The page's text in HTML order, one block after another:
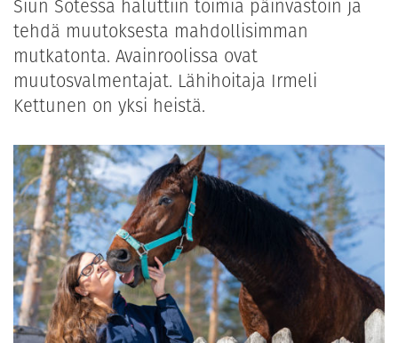
Siun Sotessa haluttiin toimia päinvastoin ja
tehdä muutoksesta mahdollisimman
mutkatonta. Avainroolissa ovat
muutosvalmentajat. Lähihoitaja Irmeli
Kettunen on yksi heistä.